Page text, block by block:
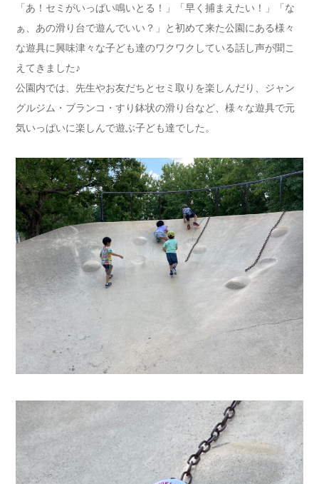
「あ！セミがいっぱい鳴いとる！」「早く捕まえたい！」「な
ぁ、あの滑り台で遊んでいい？」と初めて来た公園にある様々
な遊具に興味津々な子ども達のワクワクしている話し声が聞こ
えてきました♪
公園内では、先生やお友だちとセミ取りを楽しんだり、ジャン
グルジム・ブランコ・すり鉢状の滑り台など、様々な遊具で元
気いっぱいに楽しんで遊ぶ子ども達でした。